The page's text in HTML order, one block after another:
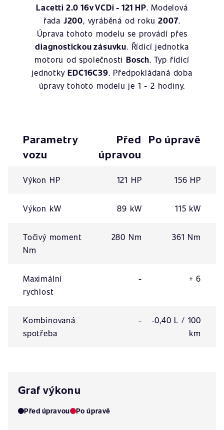
Lacetti 2.0 16v VCDi - 121 HP. Modelová
řada J200, vyráběná od roku2007.
Úprava tohoto modelu se provádí přes
diagnostickou zásuvku. Řídící jednotka
motoru od společnosti Bosch. Typ řídící
jednotkyEDC16C39. Předpokládaná doba
úpravy tohoto modelu je 1 - 2 hodiny.
Parametry
vozu
Před
úpravou
Po úpravě
Výkon HP 121 HP 156 HP
Výkon kW 89 kW 115 kW
Točivý moment
Nm
280 Nm 361 Nm
Maximální
rychlost
- + 6
Kombinovaná
spotřeba
-
-0,40 L / 100
km
Graf výkonu
Před úpravou Po úpravě